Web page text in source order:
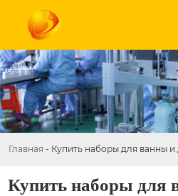
Главная - Купить наборы для ванны и
Купить наборы для